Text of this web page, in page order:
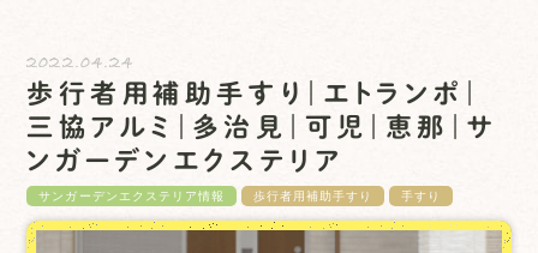
2022.04.24
歩行者用補助手すり｜エトランポ｜
三協アルミ｜多治見｜可児｜恵那｜サ
ンガーデンエクステリア
サンガーデンエクステリア情報 歩行者用補助手すり 手すり